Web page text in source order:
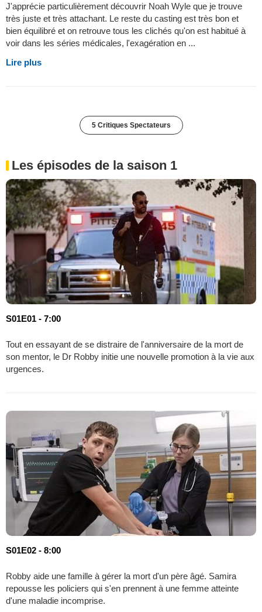
J'apprécie particulièrement découvrir Noah Wyle que je trouve
très juste et très attachant. Le reste du casting est très bon et
bien équilibré et on retrouve tous les clichés qu'on est habitué à
voir dans les séries médicales, l'exagération en ...
Lire plus
5 Critiques Spectateurs
Les épisodes de la saison 1
S01E01 - 7:00
Tout en essayant de se distraire de l'anniversaire de la mort de
son mentor, le Dr Robby initie une nouvelle promotion à la vie aux
urgences.
S01E02 - 8:00
Robby aide une famille à gérer la mort d'un père âgé. Samira
repousse les policiers qui s'en prennent à une femme atteinte
d'une maladie incomprise.